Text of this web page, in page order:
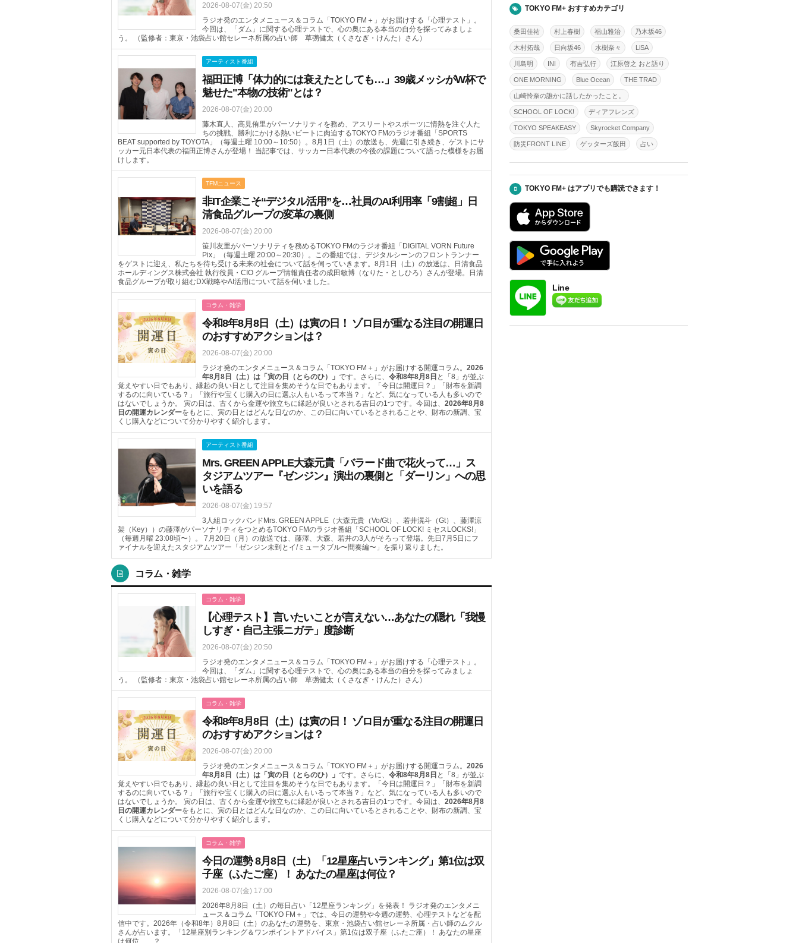
2026-08-07(金) 20:50
ラジオ発のエンタメニュース＆コラム「TOKYO FM＋」がお届けする「心理テスト」。
今回は、「ダム」に関する心理テストで、心の奥にある本当の自分を探ってみましょ
う。 （監修者：東京・池袋占い館セレーネ所属の占い師 草彅健太（くさなぎ・けんた）さん）
アーティスト番組
福田正博「体力的には衰えたとしても…」39歳メッシがW杯で
魅せた"本物の技術"とは？
2026-08-07(金) 20:00
藤木直人、高見侑里がパーソナリティを務め、アスリートやスポーツに情熱を注ぐ人た
ちの挑戦、勝利にかける熱いビートに肉迫するTOKYO FMのラジオ番組「SPORTS
BEAT supported by TOYOTA」（毎週土曜 10:00～10:50）。8月1日（土）の放送も、先週に引き続き、ゲストにサ
ッカー元日本代表の福田正博さんが登場！ 当記事では、サッカー日本代表の今後の課題について語った模様をお届
けします。
TFMニュース
非IT企業こそ“デジタル活用”を…社員のAI利用率「9割超」日
清食品グループの変革の裏側
2026-08-07(金) 20:00
笹川友里がパーソナリティを務めるTOKYO FMのラジオ番組「DIGITAL VORN Future
Pix」（毎週土曜 20:00～20:30）。この番組では、デジタルシーンのフロントランナー
をゲストに迎え、私たちを待ち受ける未来の社会について話を伺っていきます。8月1日（土）の放送は、日清食品
ホールディングス株式会社 執行役員・CIO グループ情報責任者の成田敏博（なりた・としひろ）さんが登場。日清
食品グループが取り組むDX戦略やAI活用について話を伺いました。
コラム・雑学
令和8年8月8日（土）は寅の日！ ゾロ目が重なる注目の開運日
のおすすめアクションは？
2026-08-07(金) 20:00
ラジオ発のエンタメニュース＆コラム「TOKYO FM＋」がお届けする開運コラム。 2026
年8月8日（土）は「寅の日（とらのひ）」 です。さらに、 令和8年8月8日 と「8」が並ぶ
覚えやすい日でもあり、縁起の良い日として注目を集めそうな日でもあります。「今日は開運日？」「財布を新調
するのに向いている？」「旅行や宝くじ購入の日に選ぶ人もいるって本当？」など、気になっている人も多いので
はないでしょうか。 寅の日は、古くから金運や旅立ちに縁起が良いとされる吉日の1つです。今回は、 2026年8月8
日の開運カレンダーをもとに、寅の日とはどんな日なのか、この日に向いているとされることや、財布の新調、宝
くじ購入などについて分かりやすく紹介します。
アーティスト番組
Mrs. GREEN APPLE大森元貴「バラード曲で花火って…」ス
タジアムツアー『ゼンジン』演出の裏側と「ダーリン」への思
いを語る
2026-08-07(金) 19:57
3人組ロックバンドMrs. GREEN APPLE（大森元貴（Vo/Gt）、若井滉斗（Gt）、藤澤涼
架（Key））の藤澤がパーソナリティをつとめるTOKYO FMのラジオ番組「SCHOOL OF LOCK! ミセスLOCKS!」
（毎週月曜 23:08頃〜）。 7月20日（月）の放送では、藤澤、大森、若井の3人がそろって登場。先日7月5日にフ
ァイナルを迎えたスタジアムツアー「ゼンジン未到とイ/ミュータブル〜間奏編〜」を振り返りました。
コラム・雑学
コラム・雑学
【心理テスト】言いたいことが言えない…あなたの隠れ「我慢
しすぎ・自己主張ニガテ」度診断
2026-08-07(金) 20:50
ラジオ発のエンタメニュース＆コラム「TOKYO FM＋」がお届けする「心理テスト」。
今回は、「ダム」に関する心理テストで、心の奥にある本当の自分を探ってみましょ
う。 （監修者：東京・池袋占い館セレーネ所属の占い師 草彅健太（くさなぎ・けんた）さん）
コラム・雑学
令和8年8月8日（土）は寅の日！ ゾロ目が重なる注目の開運日
のおすすめアクションは？
2026-08-07(金) 20:00
ラジオ発のエンタメニュース＆コラム「TOKYO FM＋」がお届けする開運コラム。 2026
年8月8日（土）は「寅の日（とらのひ）」 です。さらに、 令和8年8月8日 と「8」が並ぶ
覚えやすい日でもあり、縁起の良い日として注目を集めそうな日でもあります。「今日は開運日？」「財布を新調
するのに向いている？」「旅行や宝くじ購入の日に選ぶ人もいるって本当？」など、気になっている人も多いので
はないでしょうか。 寅の日は、古くから金運や旅立ちに縁起が良いとされる吉日の1つです。今回は、 2026年8月8
日の開運カレンダーをもとに、寅の日とはどんな日なのか、この日に向いているとされることや、財布の新調、宝
くじ購入などについて分かりやすく紹介します。
コラム・雑学
今日の運勢 8月8日（土）「12星座占いランキング」第1位は双
子座（ふたご座）！ あなたの星座は何位？
2026-08-07(金) 17:00
2026年8月8日（土）の毎日占い「12星座ランキング」を発表！ ラジオ発のエンタメニ
ュース＆コラム「TOKYO FM＋」では、今日の運勢や今週の運勢、心理テストなどを配
信中です。2026年（令和8年）8月8日（土）のあなたの運勢を、東京・池袋占い館セレーネ所属・占い師のムクル
さんが占います。「12星座別ランキング＆ワンポイントアドバイス」第1位は双子座（ふたご座）！ あなたの星座
は何位……？
TOKYO FM+ おすすめカテゴリ
桑田佳祐 村上春樹 福山雅治 乃木坂46
木村拓哉 日向坂46 水樹奈々 LiSA
川島明 INI 有吉弘行 江原啓之 おと語り
ONE MORNING Blue Ocean THE TRAD
山崎怜奈の誰かに話したかったこと。
SCHOOL OF LOCK! ディアフレンズ
TOKYO SPEAKEASY Skyrocket Company
防災FRONT LINE ゲッターズ飯田 占い
TOKYO FM+ はアプリでも購読できます！
Line